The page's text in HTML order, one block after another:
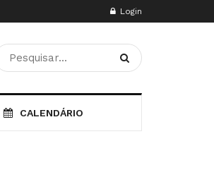
Login
CALENDÁRIO